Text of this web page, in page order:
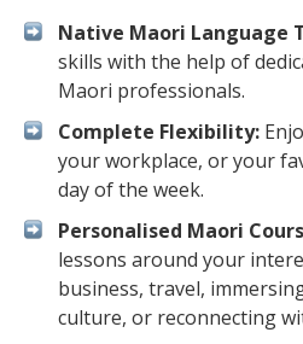
Native Maori Language
skills with the help of
Maori professionals.
Complete Flexibility:
your workplace, or your
day of the week.
Personalised Maori
lessons around your
business, travel,
culture, or reconnecting